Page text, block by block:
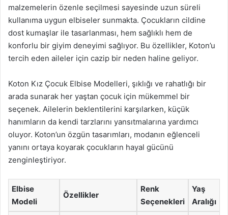
malzemelerin özenle seçilmesi sayesinde uzun süreli
kullanıma uygun elbiseler sunmakta. Çocukların cildine
dost kumaşlar ile tasarlanması, hem sağlıklı hem de
konforlu bir giyim deneyimi sağlıyor. Bu özellikler, Koton’u
tercih eden aileler için cazip bir neden haline geliyor.
Koton Kız Çocuk Elbise Modelleri, şıklığı ve rahatlığı bir
arada sunarak her yaştan çocuk için mükemmel bir
seçenek. Ailelerin beklentilerini karşılarken, küçük
hanımların da kendi tarzlarını yansıtmalarına yardımcı
oluyor. Koton’un özgün tasarımları, modanın eğlenceli
yanını ortaya koyarak çocukların hayal gücünü
zenginleştiriyor.
Elbise
Modeli
Özellikler
Renk
Seçenekleri
Yaş
Aralığı